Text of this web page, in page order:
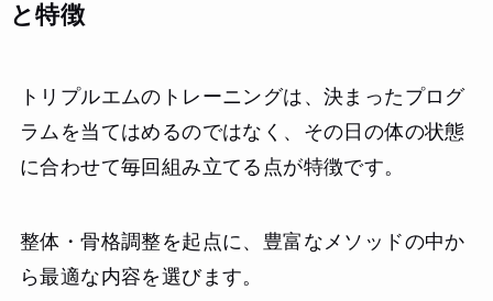
と特徴
トリプルエムのトレーニングは、決まったプログ
ラムを当てはめるのではなく、その日の体の状態
に合わせて毎回組み立てる点が特徴です。
整体・骨格調整を起点に、豊富なメソッドの中か
ら最適な内容を選びます。